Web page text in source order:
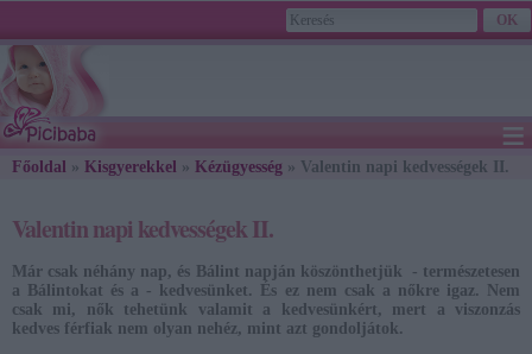
≡
Főoldal » Kisgyerekkel » Kézügyesség » Valentin napi kedvességek II.
2026. August 09., Sunday - Emőd napja
Valentin napi kedvességek II.
Már csak néhány nap, és Bálint napján köszönthetjük - természetesen
a Bálintokat és a - kedvesünket. És ez nem csak a nőkre igaz. Nem
csak mi, nők tehetünk valamit a kedvesünkért, mert a viszonzás
kedves férfiak nem olyan nehéz, mint azt gondoljátok.